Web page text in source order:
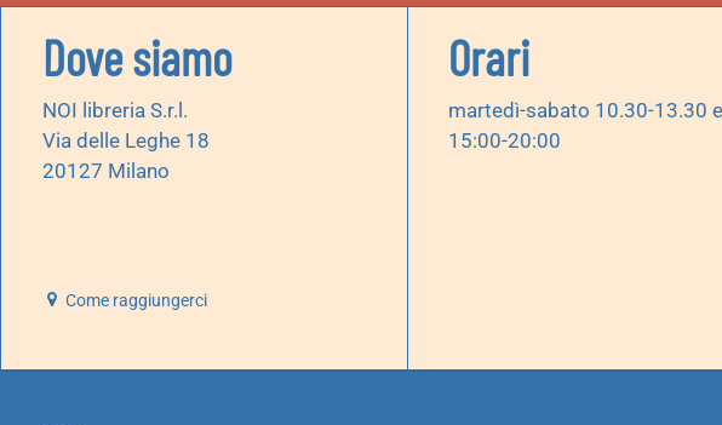
Dove siamo
NOI libreria S.r.l.
Via delle Leghe 18
20127 Milano
Come raggiungerci
Orari
martedì-sabato 10.30-13.30 e
15:00-20:00